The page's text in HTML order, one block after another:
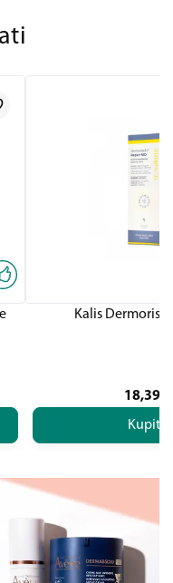
Kalis
18,39
Kupite